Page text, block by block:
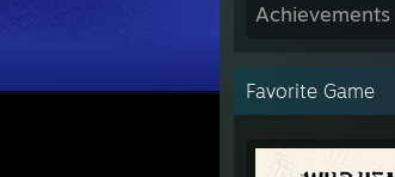
Achievements
Favorite Game